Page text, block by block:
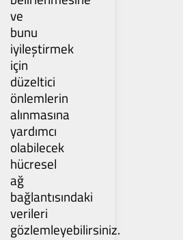
ve
bunu
iyileştirmek
için
düzeltici
önlemlerin
alınmasına
yardımcı
olabilecek
hücresel
ağ
bağlantısındaki
verileri
gözlemleyebilirsiniz.